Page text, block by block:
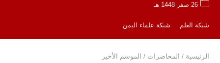
26 صفر 1448 هـ
شبكة العلم شبكة علماء اليمن
الرئيسية / المحاضرات / الموسم الأخير